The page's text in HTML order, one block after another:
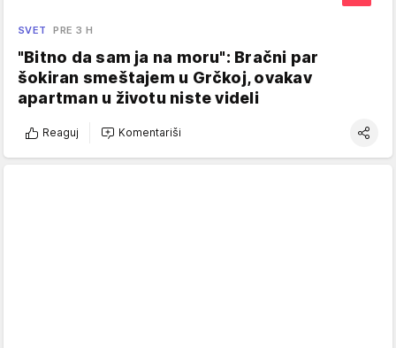
SVET PRE 3 H
"Bitno da sam ja na moru": Bračni par
šokiran smeštajem u Grčkoj, ovakav
apartman u životu niste videli
Reaguj Komentariši